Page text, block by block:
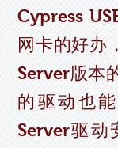
Cypress
网卡的好办
Server版本
的驱动也
Server驱动